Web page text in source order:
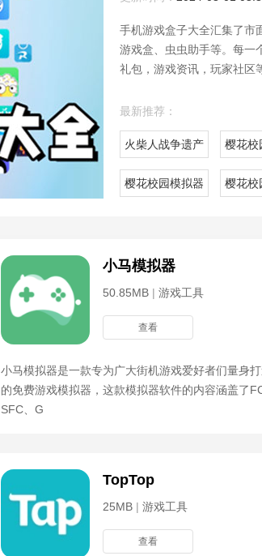
手机游戏盒子大全汇集了市
游戏盒、虫虫助手等。每一
礼包，游戏资讯，玩家社区
别下载试试哦！
最新推荐：
火柴人战争遗产白骨皮肤模
樱花校
樱花校园模拟器内置菜单版
樱花校
小马模拟器
50.85MB | 游戏工具
查看
小马模拟器是一款专为广大街机游戏爱好者们量身
的免费游戏模拟器，这款模拟器软件的内容涵盖了FC
SFC、G
TopTop
25MB | 游戏工具
查看